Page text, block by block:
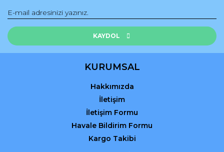
Ürün fiyatı diğer sitelerden daha pahalı.
Bu ürüne benzer farklı alternatifler olmalı.
Gönder
KAYDOL
KURUMSAL
Hakkımızda
İletişim
İletişim Formu
Havale Bildirim Formu
Kargo Takibi